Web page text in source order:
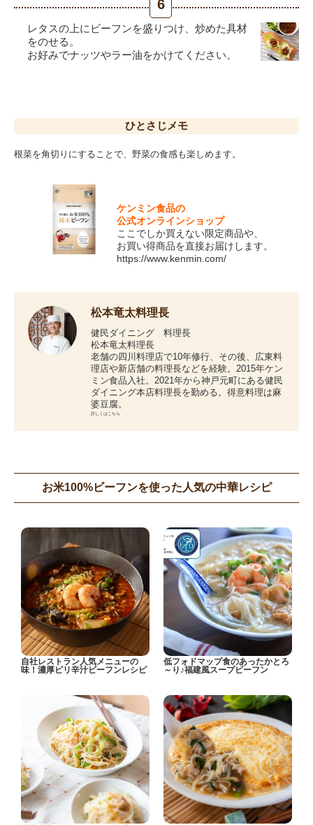
6
レタスの上にビーフンを盛りつけ、炒めた具材
をのせる。
お好みでナッツやラー油をかけてください。
ひとさじ メモ
根菜を角切りにすることで、野菜の食感も楽しめます。
ケンミン食品の
公式オンラインショップ
ここでしか買えない限定商品や、
お買い得商品を直接お届けします。
https://www.kenmin.com/
松本竜太料理長
健民ダイニング 料理長
松本竜太料理長
老舗の四川料理店で10年修行、その後、広東料
理店や新店舗の料理長などを経験。2015年ケン
ミン食品入社。2021年から神戸元町にある健民
ダイニング本店料理長を勤める。得意料理は麻
婆豆腐。
詳しくはこちら
お米100%ビーフンを使った人気の中華レシピ
自社レストラン人気メニューの
味！濃厚ピリ辛汁ビーフンレシピ
低フォドマップ食のあったかとろ
～り♪福建風スープビーフン